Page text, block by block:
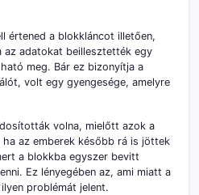
értened a blokkláncot illetően,
az adatokat beillesztették egy
meg. Bár ez bizonyítja a
volt egy gyengesége, amelyre
volna, mielőtt azok a
az emberek később rá is jöttek
a blokkba egyszer bevitt
Ez lényegében az, ami miatt a
problémát jelent.